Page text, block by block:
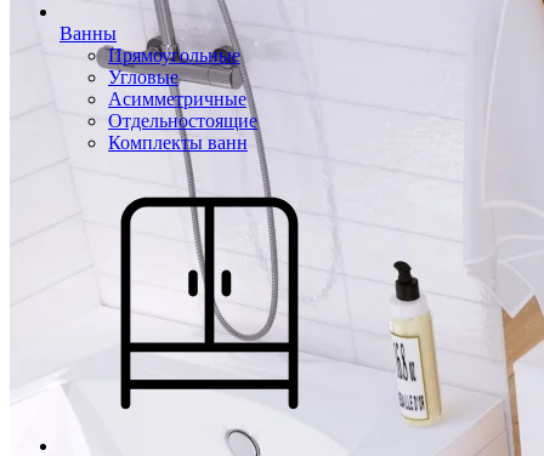
Ванны
Прямоугольные
Угловые
Асимметричные
Отдельностоящие
Комплекты ванн